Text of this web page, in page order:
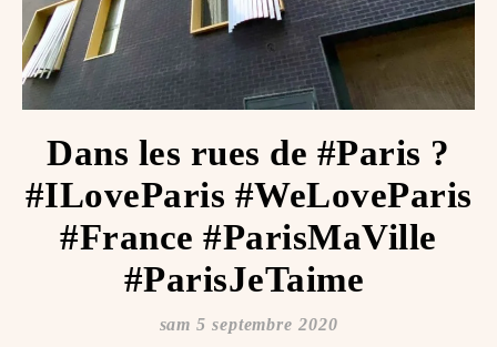
Dans les rues de #Paris ?
#ILoveParis #WeLoveParis
#France #ParisMaVille
#ParisJeTaime ️
sam 5 septembre 2020